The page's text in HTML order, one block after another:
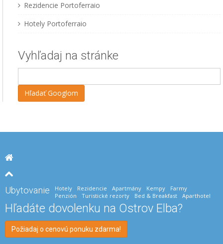
Rezidencie Portoferraio
Hotely Portoferraio
Vyhľadaj na stránke
Ubytovanie Hotely Rezidencie Apartmány Kempy
Farmy
Penzión
Turistické rezorty Bed & Breakfast Aparthotel
Hľadáte dovolenku na Ostrov Elba?
Požiadaj o cenovú ponuku zdarma!